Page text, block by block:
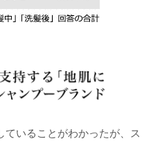
いることがわかったが、ス